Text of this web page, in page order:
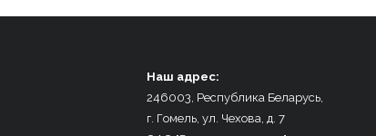
Наш адрес:
246003, Республика Беларусь,
г. Гомель, ул. Чехова, д. 7